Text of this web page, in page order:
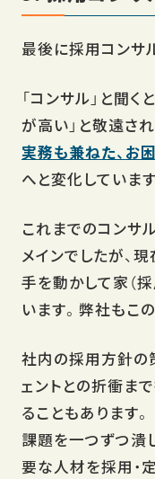
最後に採用コンサ
「コンサル」と聞く
が高い」と敬遠さ
実務も兼ねた、お困
へと変化しています
これまでのコンサ
メインでしたが、
手を動かして家（
います。弊社もこ
社内の採用方針の
ェントとの折衝ま
ることもあります
課題を一つずつ潰
要な人材を採用・